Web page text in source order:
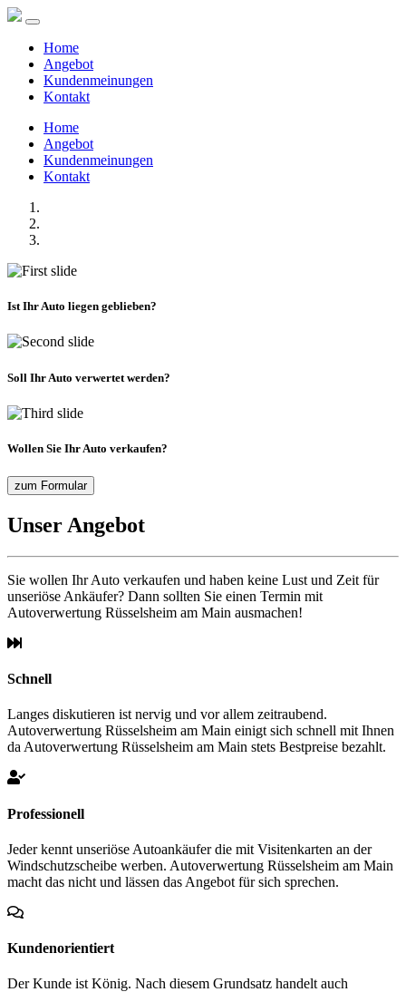
Home
Angebot
Kundenmeinungen
Kontakt
Home
Angebot
Kundenmeinungen
Kontakt
Ist Ihr Auto liegen geblieben?
Soll Ihr Auto verwertet werden?
Wollen Sie Ihr Auto verkaufen?
zum Formular
Unser Angebot
Sie wollen Ihr Auto verkaufen und haben keine Lust und Zeit für
unseriöse Ankäufer? Dann sollten Sie einen Termin mit
Autoverwertung Rüsselsheim am Main ausmachen!
Schnell
Langes diskutieren ist nervig und vor allem zeitraubend.
Autoverwertung Rüsselsheim am Main einigt sich schnell mit Ihnen
da Autoverwertung Rüsselsheim am Main stets Bestpreise bezahlt.
Professionell
Jeder kennt unseriöse Autoankäufer die mit Visitenkarten an der
Windschutzscheibe werben. Autoverwertung Rüsselsheim am Main
macht das nicht und lässen das Angebot für sich sprechen.
Kundenorientiert
Der Kunde ist König. Nach diesem Grundsatz handelt auch